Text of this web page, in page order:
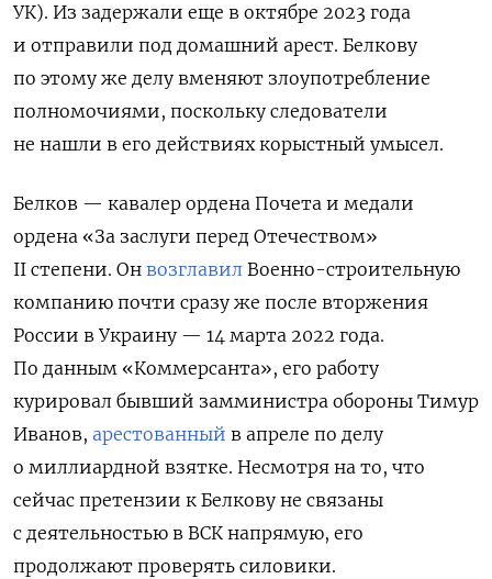
УК). Из задержали еще в октябре 2023 года
и отправили под домашний арест. Белкову
по этому же делу вменяют злоупотребление
полномочиями, поскольку следователи
не нашли в его действиях корыстный умысел.
Белков — кавалер ордена Почета и медали
ордена «За заслуги перед Отечеством»
II степени. Он возглавил Военно-строительную
компанию почти сразу же после вторжения
России в Украину — 14 марта 2022 года.
По данным «Коммерсанта», его работу
курировал бывший замминистра обороны Тимур
Иванов, арестованный в апреле по делу
о миллиардной взятке. Несмотря на то, что
сейчас претензии к Белкову не связаны
с деятельностью в ВСК напрямую, его
продолжают проверять силовики.